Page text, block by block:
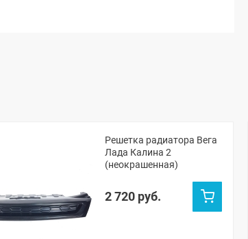
Решетка радиатора Вега
Лада Калина 2
(неокрашенная)
2 720 руб.